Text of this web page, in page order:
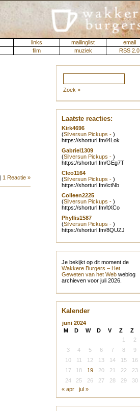
links mailinglist
email
film muziek RSS 2.0
1 Reactie »
Zoek »
Laatste reacties:
Kirk4696
(Silversun Pickups - )
https://shorturl.fm/l4Lok
Gabriel1309
(Silversun Pickups - )
https://shorturl.fm/GEg7T
Cleo1164
(Silversun Pickups - )
https://shorturl.fm/ictNb
Colleen2225
(Silversun Pickups - )
https://shorturl.fm/ltXCo
Phyllis1587
(Silversun Pickups - )
https://shorturl.fm/8QUZJ
Je bekijkt op dit moment de
Wakkere Burgers – Het
Geweten van het Web weblog
archieven voor juli 2026.
Kalender
juni 2024
M
D W D V Z
Z
1
2
3
4 5 6 7 8
9
10
11 12 13 14 15
16
17
18 19 20 21 22
23
24
25 26 27 28 29
30
« apr
jul »